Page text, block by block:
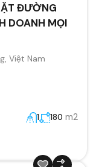
ĐƯỜNG
DOANH MỌI
Việt Nam
1 180 m2